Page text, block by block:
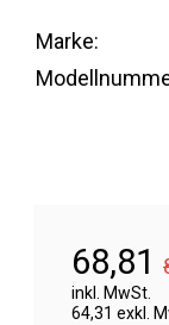
Marke:
68,81
inkl. MwSt.
64,31 exkl.